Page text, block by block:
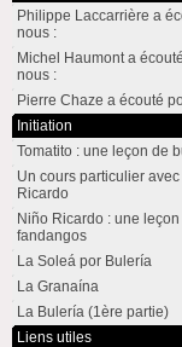
Philippe Laccarrière a
nous :
Michel Haumont a
nous :
Pierre Chaze a écouté
Initiation
Tomatito : une leçon de
Un cours particulier
Ricardo
Niño Ricardo : une leçon
fandangos
La Soleá por Bulería
La Granaína
La Bulería (1ère partie)
Liens utiles